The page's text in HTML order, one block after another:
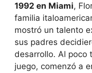
1992 en Miami,
familia
mostró un talento
sus padres
desarrollo. Al poco
juego, comenzó a